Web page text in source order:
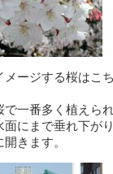
メージする桜はこ
で一番多く植えら
にまで垂れ下が
きます。